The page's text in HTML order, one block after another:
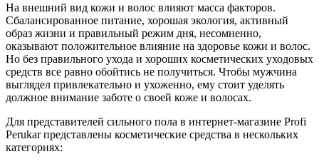
На внешний вид кожи и волос влияют масса факторов.
Сбалансированное питание, хорошая экология, активный
образ жизни и правильный режим дня, несомненно,
оказывают положительное влияние на здоровье кожи и волос.
Но без правильного ухода и хороших косметических уходовых
средств все равно обойтись не получиться. Чтобы мужчина
выглядел привлекательно и ухоженно, ему стоит уделять
должное внимание заботе о своей коже и волосах.
Для представителей сильного пола в интернет-магазине Profi
Perukar представлены косметические средства в нескольких
категориях: